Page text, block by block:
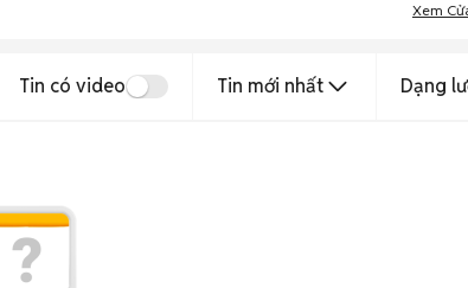
Xem
Tin có video Tin mới nhất Dạng